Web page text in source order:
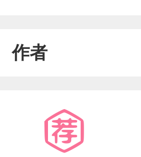
达1825天的漫长暗恋
作者